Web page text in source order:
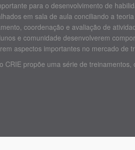
para o desenvolvimento de
em sala de aula conciliando a
coordenação e avaliação de
e comunidade desenvolverem
aspectos importantes no mercado de
CRIE propõe uma série de